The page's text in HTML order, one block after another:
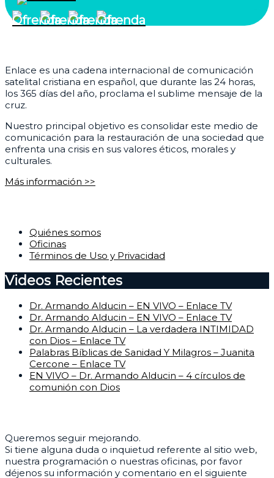
Enlace es una cadena internacional de comunicación
satelital cristiana en español, que durante las 24 horas,
los 365 días del año, proclama el sublime mensaje de la
cruz.
Nuestro principal objetivo es consolidar este medio de
comunicación para la restauración de una sociedad que
enfrenta una crisis en sus valores éticos, morales y
culturales.
Más información >>
Quiénes somos
Oficinas
Términos de Uso y Privacidad
Videos Recientes
Dr. Armando Alducin – EN VIVO – Enlace TV
Dr. Armando Alducin – EN VIVO – Enlace TV
Dr. Armando Alducin – La verdadera INTIMIDAD
con Dios – Enlace TV
Palabras Bíblicas de Sanidad Y Milagros – Juanita
Cercone – Enlace TV
EN VIVO – Dr. Armando Alducin – 4 círculos de
comunión con Dios
Queremos seguir mejorando.
Si tiene alguna duda o inquietud referente al sitio web,
nuestra programación o nuestras oficinas, por favor
déjenos su información y comentario en el siguiente